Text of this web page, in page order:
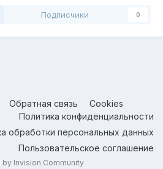
Подписчики 0
Обратная связь
Cookies
Политика конфиденциальности
обработки персональных данных
Пользовательское соглашение
by Invision Community